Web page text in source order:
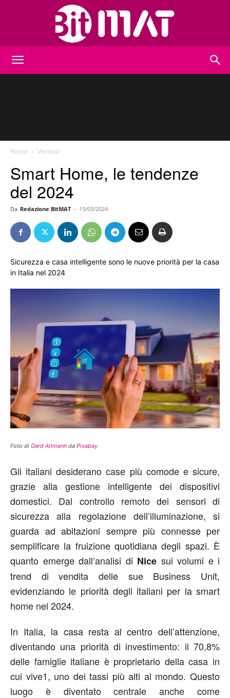
Home Vertical
Smart Home, le tendenze
del 2024
Da Redazione BitMAT - 15/03/2024
Sicurezza e casa intelligente sono le nuove priorità per la casa
in Italia nel 2024
Foto di Gerd Altmann da Pixabay
Gli italiani desiderano case più comode e sicure,
grazie alla gestione intelligente dei dispositivi
domestici. Dal controllo remoto dei sensori di
sicurezza alla regolazione dell’illuminazione, si
guarda ad abitazioni sempre più connesse per
semplificare la fruizione quotidiana degli spazi. È
quanto emerge dall’analisi di Nice sui volumi e i
trend di vendita delle sue Business Unit,
evidenziando le priorità degli italiani per la smart
home nel 2024.
In Italia, la casa resta al centro dell’attenzione,
diventando una priorità di investimento: il 70,8%
delle famiglie italiane è proprietario della casa in
cui vive1, uno dei tassi più alti al mondo. Questo
luogo è diventato centrale anche come